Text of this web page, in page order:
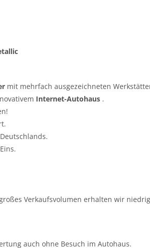
mit mehrfach ausgezeichneten
Internet-Autohaus .
Verkaufsvolumen erhalten wir
auch ohne Besuch im Autohaus.